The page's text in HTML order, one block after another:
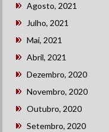
Agosto, 2021
Julho, 2021
Mai, 2021
Abril, 2021
Dezembro, 2020
Novembro, 2020
Outubro, 2020
Setembro, 2020